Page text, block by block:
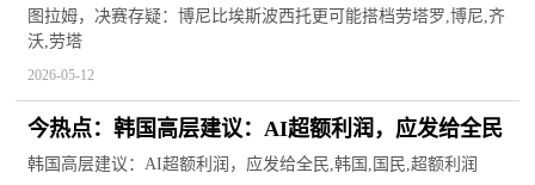
劳塔罗|每日聚焦
图拉姆，决赛存疑：博尼比埃斯波西托更可能搭档劳塔罗,博尼,齐
沃,劳塔
2026-05-12
今热点：韩国高层建议：AI超额利润，应发给全民
韩国高层建议：AI超额利润，应发给全民,韩国,国民,超额利润